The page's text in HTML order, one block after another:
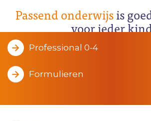
Passend onderwijsis
voor ieder
Professional 0-4
Formulieren